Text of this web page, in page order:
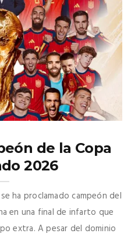
de la Copa
2026
ha proclamado campeón del
en una final de infarto que
extra. A pesar del dominio